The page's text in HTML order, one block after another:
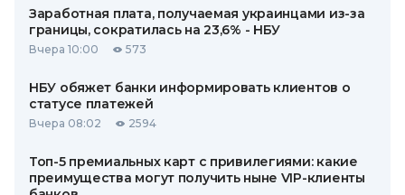
Заработная плата, получаемая украинцами из-за
границы, сократилась на 23,6% - НБУ
Вчера 10:00 573
НБУ обяжет банки информировать клиентов о
статусе платежей
Вчера 08:02 2594
Топ-5 премиальных карт с привилегиями: какие
преимущества могут получить ныне VIP-клиенты